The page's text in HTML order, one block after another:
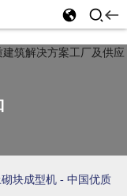
块成型机 - 中国优质